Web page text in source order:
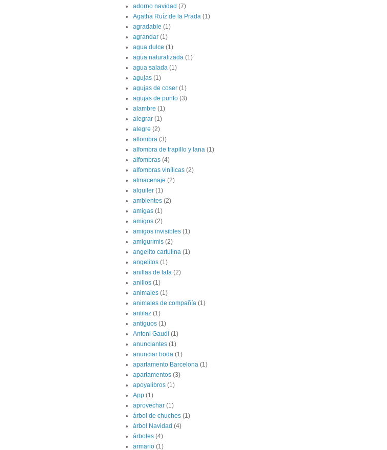
adorno navidad (7)
Agatha Ruíz de la Prada (1)
agradable (1)
agrandar (1)
agua dulce (1)
agua naturalizada (1)
agua salada (1)
agujas (1)
agujas de coser (1)
agujas de punto (3)
alambre (1)
alegrar (1)
alegre (2)
alfombra (3)
alfombra de trapillo y lana (1)
alfombras (4)
alfombras vinílicas (2)
almacenaje (2)
alquiler (1)
ambientes (2)
amigas (1)
amigos (2)
amigos invisibles (1)
amigurimis (2)
angelito cartulina (1)
angelitos (1)
anillas de lata (2)
anillos (1)
animales (1)
animales de compañía (1)
antifaz (1)
antiguos (1)
Antoni Gaudí (1)
anunciantes (1)
anunciar boda (1)
apartamento Barcelona (1)
apartamentos (3)
apoyalibros (1)
App (1)
aprovechar (1)
árbol de chuches (1)
árbol Navidad (4)
árboles (4)
armario (1)